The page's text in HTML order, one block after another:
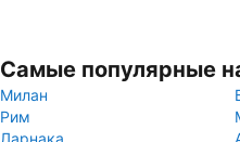
Самые популярные
Милан
Рим
Ларнака